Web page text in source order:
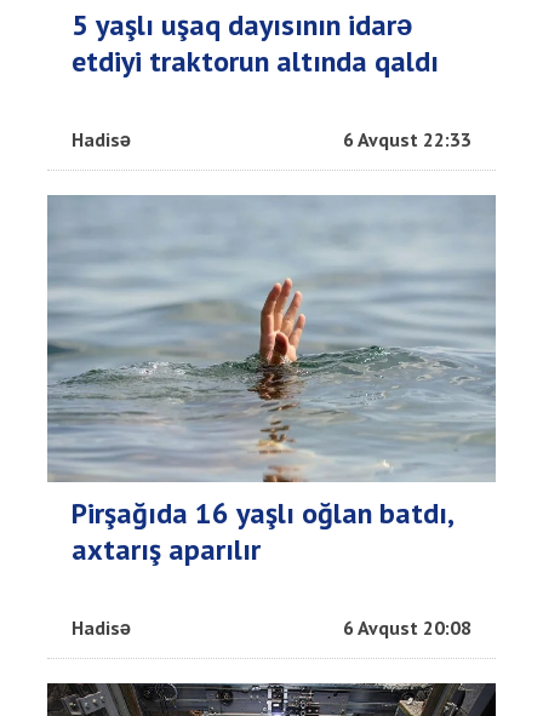
5 yaşlı uşaq dayısının idarə
etdiyi traktorun altında qaldı
Hadisə 6 Avqust 22:33
Pirşağıda 16 yaşlı oğlan batdı,
axtarış aparılır
Hadisə 6 Avqust 20:08